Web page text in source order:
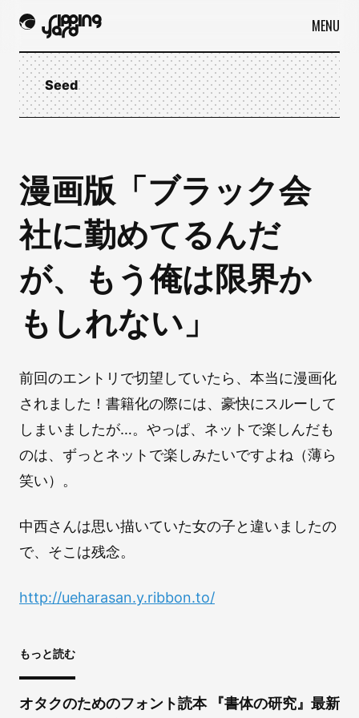
MENU
Seed
漫画版「ブラック会
社に勤めてるんだ
が、もう俺は限界か
もしれない」
前回のエントリで切望していたら、本当に漫画化
されました！書籍化の際には、豪快にスルーして
しまいましたが…。やっぱ、ネットで楽しんだも
のは、ずっとネットで楽しみたいですよね（薄ら
笑い）。
中西さんは思い描いていた女の子と違いましたの
で、そこは残念。
http://ueharasan.y.ribbon.to/
もっと読む
オタクのためのフォント読本 『書体の研究』最新